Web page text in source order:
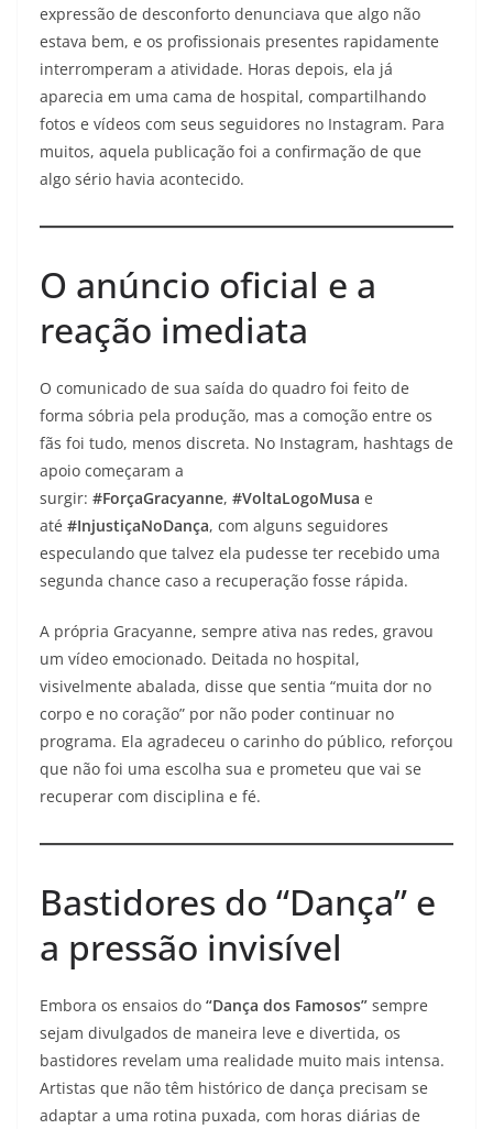
expressão de desconforto denunciava que algo não
estava bem, e os profissionais presentes rapidamente
interromperam a atividade. Horas depois, ela já
aparecia em uma cama de hospital, compartilhando
fotos e vídeos com seus seguidores no Instagram. Para
muitos, aquela publicação foi a confirmação de que
algo sério havia acontecido.
O anúncio oficial e a
reação imediata
O comunicado de sua saída do quadro foi feito de
forma sóbria pela produção, mas a comoção entre os
fãs foi tudo, menos discreta. No Instagram, hashtags de
apoio começaram a
surgir: #ForçaGracyanne, #VoltaLogoMusa e
até #InjustiçaNoDança, com alguns seguidores
especulando que talvez ela pudesse ter recebido uma
segunda chance caso a recuperação fosse rápida.
A própria Gracyanne, sempre ativa nas redes, gravou
um vídeo emocionado. Deitada no hospital,
visivelmente abalada, disse que sentia “muita dor no
corpo e no coração” por não poder continuar no
programa. Ela agradeceu o carinho do público, reforçou
que não foi uma escolha sua e prometeu que vai se
recuperar com disciplina e fé.
Bastidores do “Dança” e
a pressão invisível
Embora os ensaios do “Dança dos Famosos” sempre
sejam divulgados de maneira leve e divertida, os
bastidores revelam uma realidade muito mais intensa.
Artistas que não têm histórico de dança precisam se
adaptar a uma rotina puxada, com horas diárias de